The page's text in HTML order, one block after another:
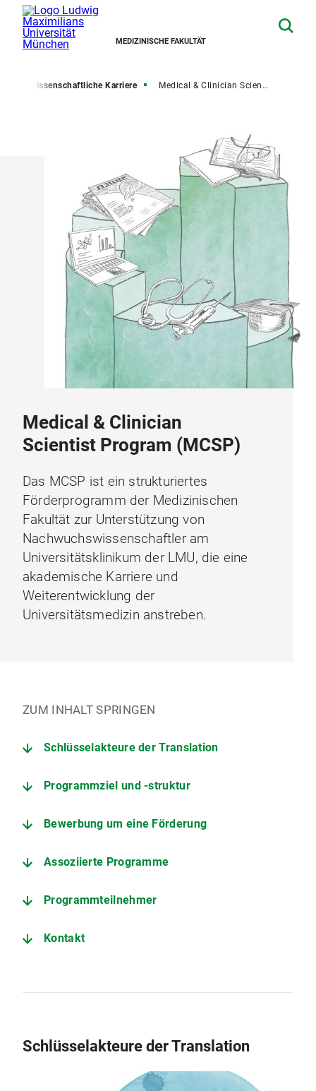
MEDIZINISCHE FAKULTÄT
Wissenschaftliche Karriere Medical & Clinician Scientist Program (MCSP)
Medical & Clinician
Scientist Program (MCSP)
Das MCSP ist ein strukturiertes
Förderprogramm der Medizinischen
Fakultät zur Unterstützung von
Nachwuchswissenschaftler am
Universitätsklinikum der LMU, die eine
akademische Karriere und
Weiterentwicklung der
Universitätsmedizin anstreben.
ZUM INHALT SPRINGEN
Schlüsselakteure der Translation
Programmziel und -struktur
Bewerbung um eine Förderung
Assoziierte Programme
Programmteilnehmer
Kontakt
Schlüsselakteure der Translation